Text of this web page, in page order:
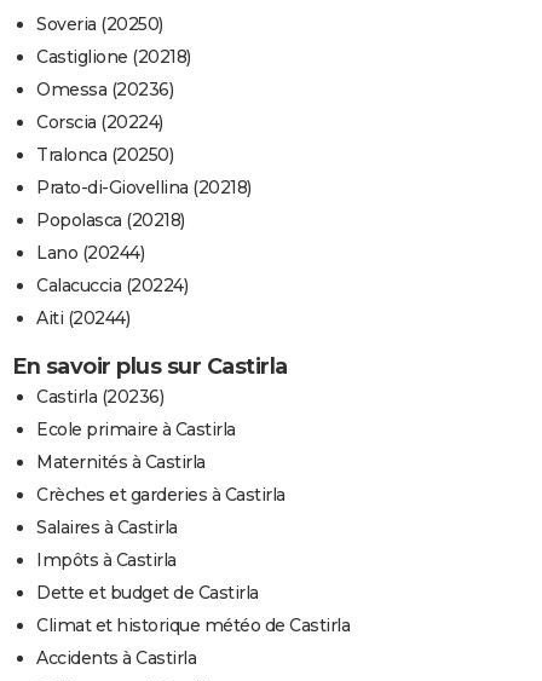
Soveria (20250)
Castiglione (20218)
Omessa (20236)
Corscia (20224)
Tralonca (20250)
Prato-di-Giovellina (20218)
Popolasca (20218)
Lano (20244)
Calacuccia (20224)
Aiti (20244)
En savoir plus sur Castirla
Castirla (20236)
Ecole primaire à Castirla
Maternités à Castirla
Crèches et garderies à Castirla
Salaires à Castirla
Impôts à Castirla
Dette et budget de Castirla
Climat et historique météo de Castirla
Accidents à Castirla